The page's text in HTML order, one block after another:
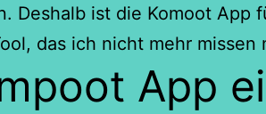
Deshalb ist die Komoot App
das ich nicht mehr missen
App